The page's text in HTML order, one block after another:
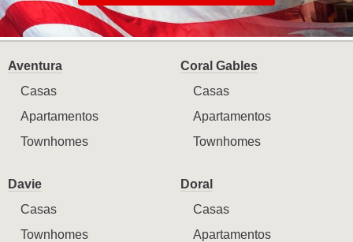
Aventura
Casas
Apartamentos
Townhomes
Coral Gables
Casas
Apartamentos
Townhomes
Davie
Casas
Townhomes
Doral
Casas
Apartamentos